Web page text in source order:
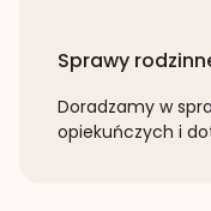
Sprawy
Doradzamy w
opiekuńczych i